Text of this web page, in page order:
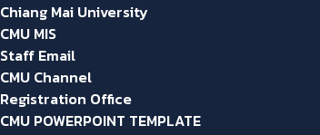
Chiang Mai University
CMU MIS
Staff Email
CMU Channel
Registration Office
CMU POWERPOINT TEMPLATE